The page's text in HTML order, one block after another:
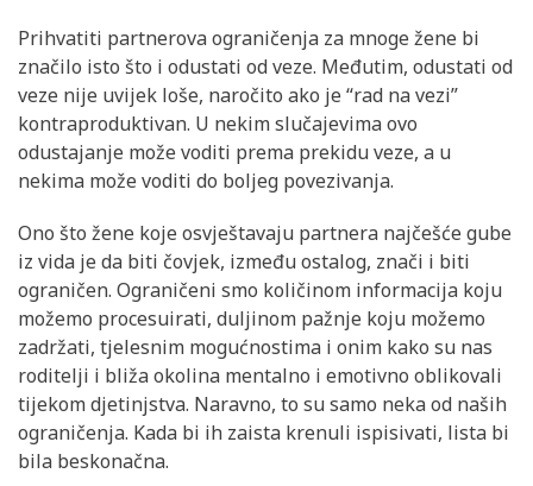
Prihvatiti partnerova ograničenja za mnoge žene bi
značilo isto što i odustati od veze. Međutim, odustati od
veze nije uvijek loše, naročito ako je “rad na vezi”
kontraproduktivan. U nekim slučajevima ovo
odustajanje može voditi prema prekidu veze, a u
nekima može voditi do boljeg povezivanja.
Ono što žene koje osvještavaju partnera najčešće gube
iz vida je da biti čovjek, između ostalog, znači i biti
ograničen. Ograničeni smo količinom informacija koju
možemo procesuirati, duljinom pažnje koju možemo
zadržati, tjelesnim mogućnostima i onim kako su nas
roditelji i bliža okolina mentalno i emotivno oblikovali
tijekom djetinjstva. Naravno, to su samo neka od naših
ograničenja. Kada bi ih zaista krenuli ispisivati, lista bi
bila beskonačna.